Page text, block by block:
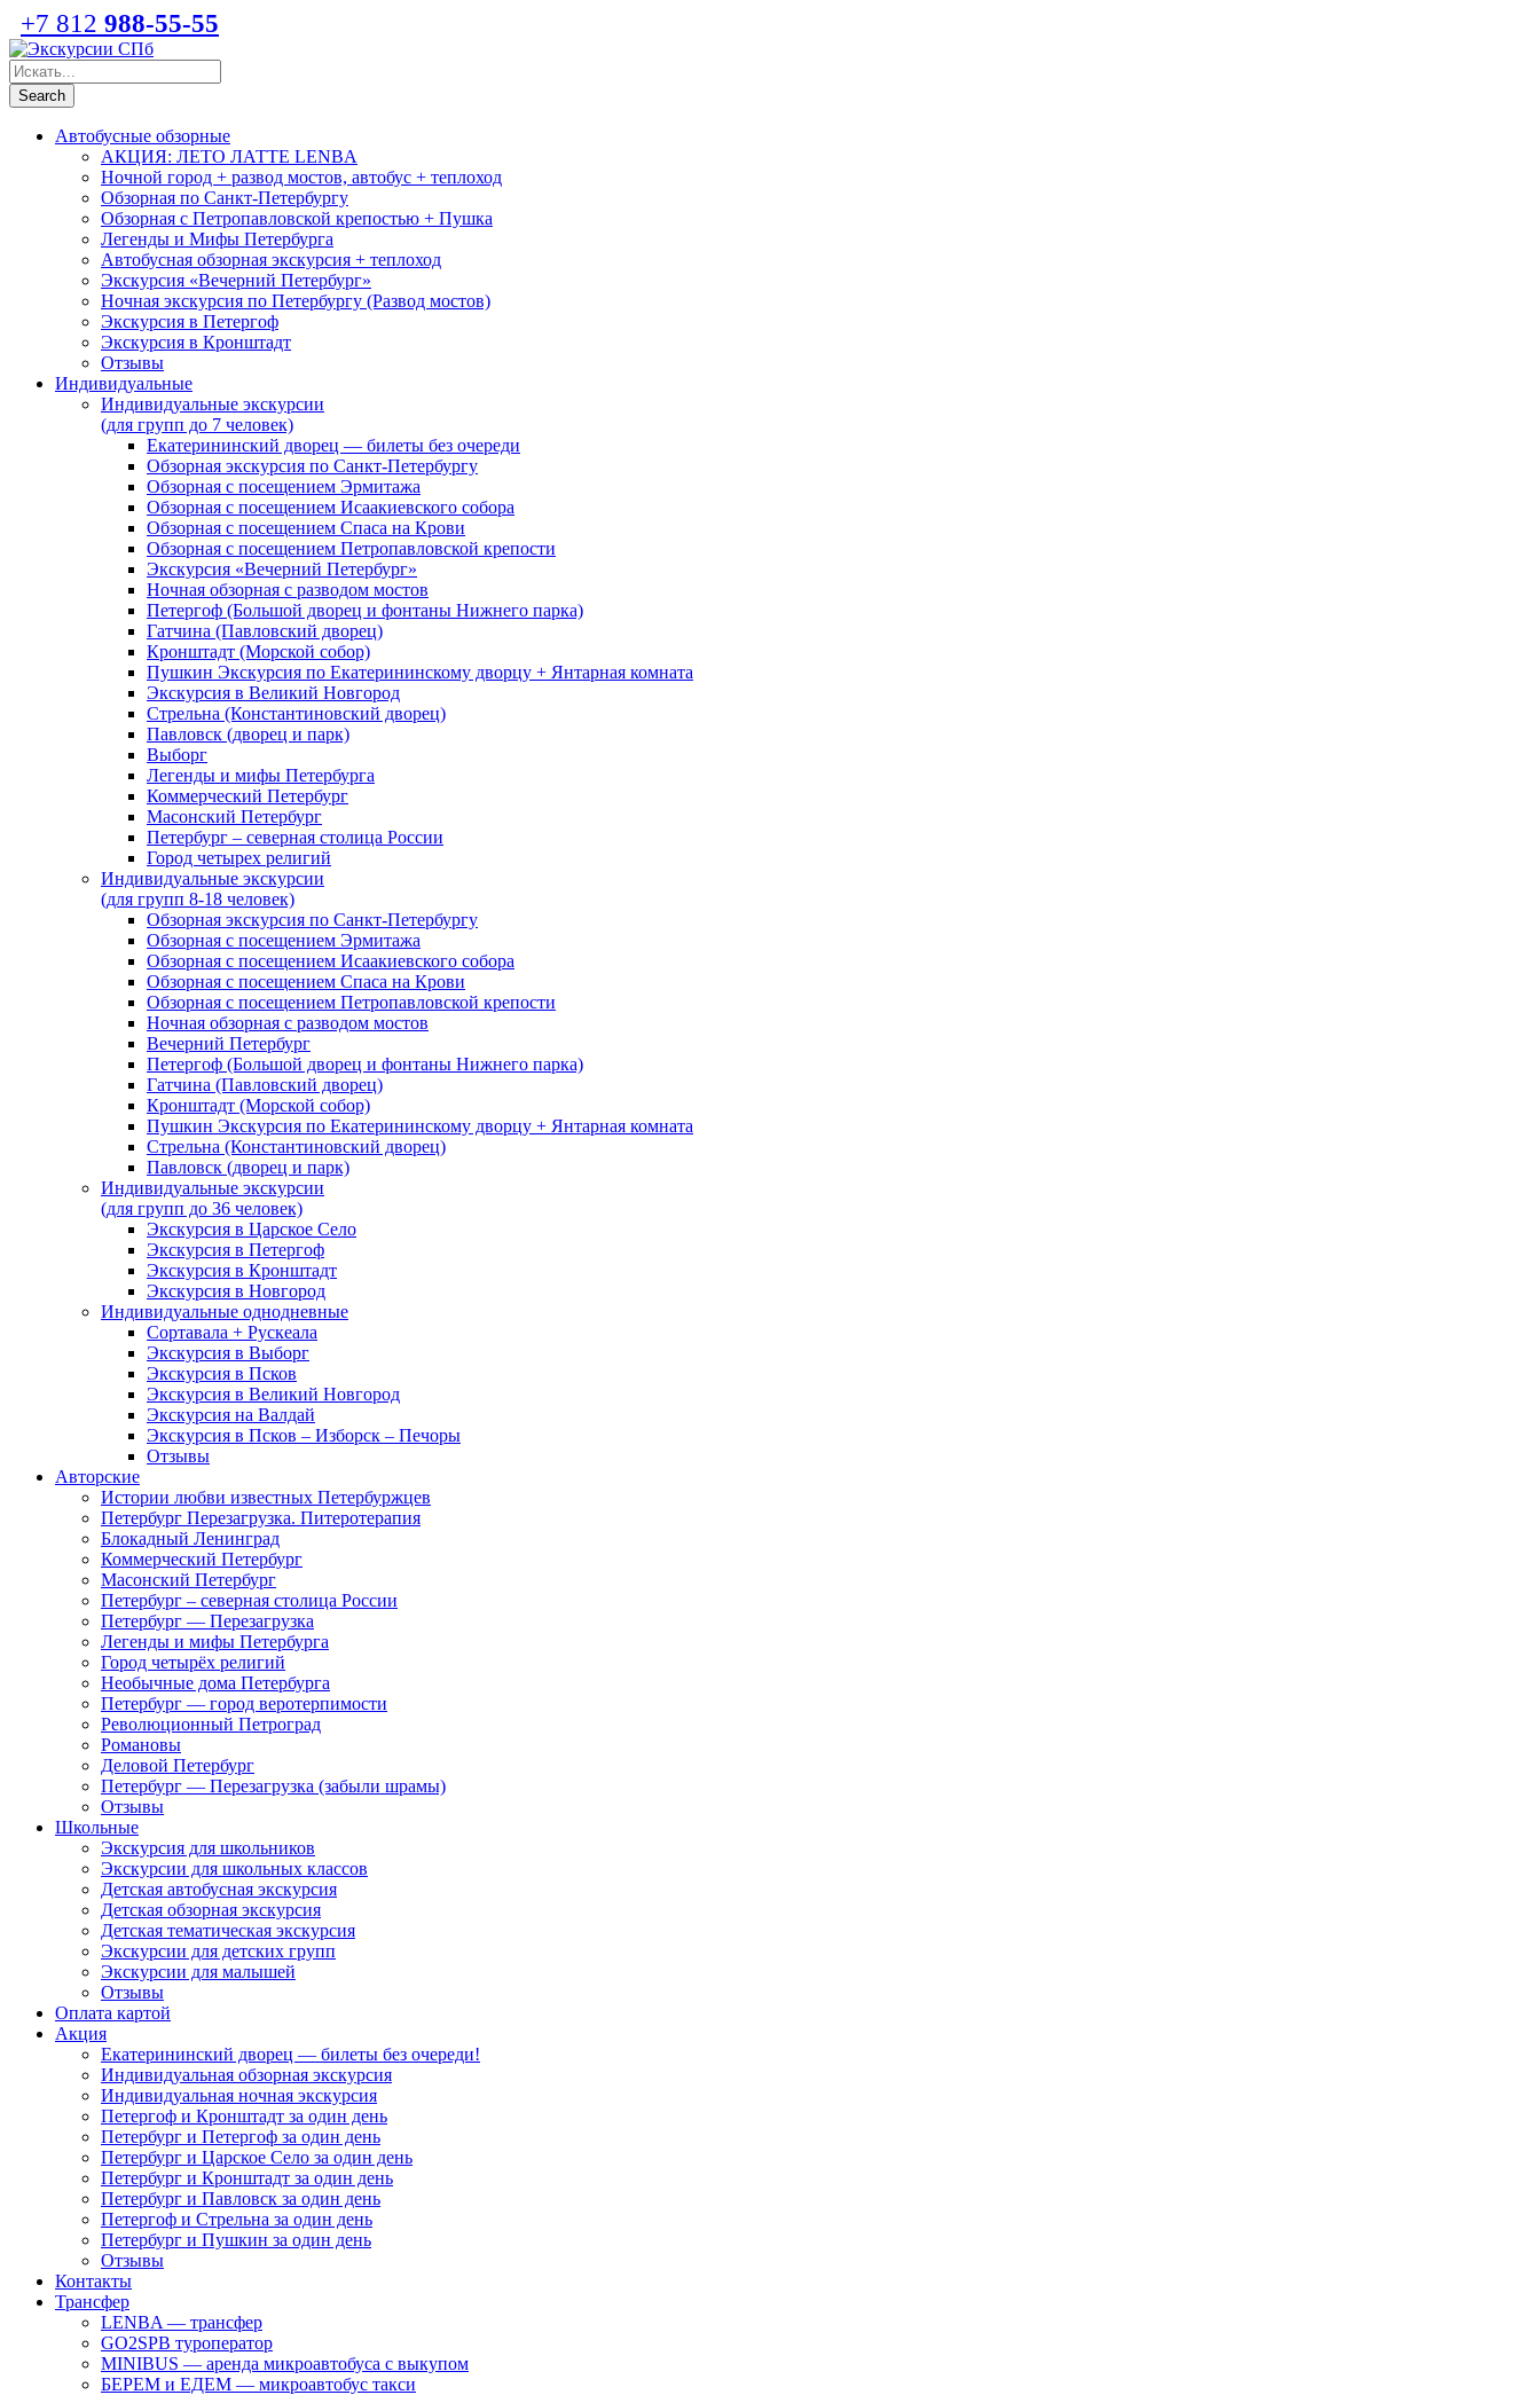
+7 812 988-55-55
Автобусные обзорные
АКЦИЯ: ЛЕТО ЛАТТЕ LENBA
Ночной город + развод мостов, автобус + теплоход
Обзорная по Санкт-Петербургу
Обзорная с Петропавловской крепостью + Пушка
Легенды и Мифы Петербурга
Автобусная обзорная экскурсия + теплоход
Экскурсия «Вечерний Петербург»
Ночная экскурсия по Петербургу (Развод мостов)
Экскурсия в Петергоф
Экскурсия в Кронштадт
Отзывы
Индивидуальные
Индивидуальные экскурсии
(для групп до 7 человек)
Екатерининский дворец — билеты без очереди
Обзорная экскурсия по Санкт-Петербургу
Обзорная с посещением Эрмитажа
Обзорная с посещением Исаакиевского собора
Обзорная с посещением Спаса на Крови
Обзорная с посещением Петропавловской крепости
Экскурсия «Вечерний Петербург»
Ночная обзорная с разводом мостов
Петергоф (Большой дворец и фонтаны Нижнего парка)
Гатчина (Павловский дворец)
Кронштадт (Морской собор)
Пушкин Экскурсия по Екатерининскому дворцу + Янтарная комната
Экскурсия в Великий Новгород
Стрельна (Константиновский дворец)
Павловск (дворец и парк)
Выборг
Легенды и мифы Петербурга
Коммерческий Петербург
Масонский Петербург
Петербург – северная столица России
Город четырех религий
Индивидуальные экскурсии
(для групп 8-18 человек)
Обзорная экскурсия по Санкт-Петербургу
Обзорная с посещением Эрмитажа
Обзорная с посещением Исаакиевского собора
Обзорная с посещением Спаса на Крови
Обзорная с посещением Петропавловской крепости
Ночная обзорная с разводом мостов
Вечерний Петербург
Петергоф (Большой дворец и фонтаны Нижнего парка)
Гатчина (Павловский дворец)
Кронштадт (Морской собор)
Пушкин Экскурсия по Екатерининскому дворцу + Янтарная комната
Стрельна (Константиновский дворец)
Павловск (дворец и парк)
Индивидуальные экскурсии
(для групп до 36 человек)
Экскурсия в Царское Село
Экскурсия в Петергоф
Экскурсия в Кронштадт
Экскурсия в Новгород
Индивидуальные однодневные
Сортавала + Рускеала
Экскурсия в Выборг
Экскурсия в Псков
Экскурсия в Великий Новгород
Экскурсия на Валдай
Экскурсия в Псков – Изборск – Печоры
Отзывы
Авторские
Истории любви известных Петербуржцев
Петербург Перезагрузка. Питеротерапия
Блокадный Ленинград
Коммерческий Петербург
Масонский Петербург
Петербург – северная столица России
Петербург — Перезагрузка
Легенды и мифы Петербурга
Город четырёх религий
Необычные дома Петербурга
Петербург — город веротерпимости
Революционный Петроград
Романовы
Деловой Петербург
Петербург — Перезагрузка (забыли шрамы)
Отзывы
Школьные
Экскурсия для школьников
Экскурсии для школьных классов
Детская автобусная экскурсия
Детская обзорная экскурсия
Детская тематическая экскурсия
Экскурсии для детских групп
Экскурсии для малышей
Отзывы
Оплата картой
Акция
Екатерининский дворец — билеты без очереди!
Индивидуальная обзорная экскурсия
Индивидуальная ночная экскурсия
Петергоф и Кронштадт за один день
Петербург и Петергоф за один день
Петербург и Царское Село за один день
Петербург и Кронштадт за один день
Петербург и Павловск за один день
Петергоф и Стрельна за один день
Петербург и Пушкин за один день
Отзывы
Контакты
Трансфер
LENBA — трансфер
GO2SPB туроператор
MINIBUS — аренда микроавтобуса с выкупом
БЕРЕМ и ЕДЕМ — микроавтобус такси